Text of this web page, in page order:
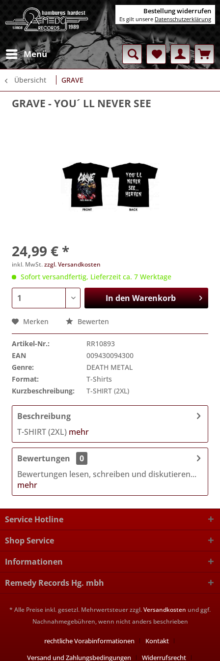
Menü
Übersicht GRAVE
GRAVE - YOU´ LL NEVER SEE
24,99 € *
inkl. MwSt.zzgl. Versandkosten
Sofort versandfertig, Lieferzeit ca. 7 Werktage
In denWarenkorb
Merken Bewerten
Artikel-Nr.:
RR10893
EAN
009430094300
Genre:
DEATH METAL
Format:
T-Shirts
Kurzbeschreibung:
T-SHIRT (2XL)
Beschreibung
T-SHIRT (2XL) mehr
Bewertungen
0
Bewertungen lesen, schreiben und diskutieren...
mehr
Service Hotline
Shop Service
Informationen
Remedy Records Hg. mbh
* Alle Preise inkl. gesetzl. Mehrwertsteuer zzgl.Versandkosten und ggf.
Nachnahmegebühren, wenn nicht anders beschrieben
rechtliche Vorabinformationen
Kontakt
Versand und Zahlungsbedingungen
Widerrufsrecht
Bestellung widerrufen
Es gilt unsere Datenschutzerklärung